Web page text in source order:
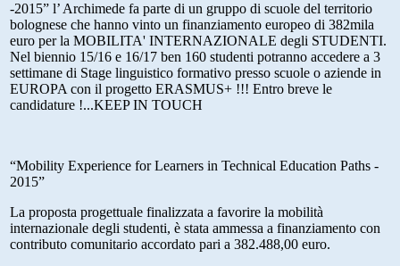
-2015” l’ Archimede fa parte di un gruppo di scuole del territorio
bolognese che hanno vinto un finanziamento europeo di 382mila
euro per la MOBILITA' INTERNAZIONALE degli STUDENTI.
Nel biennio 15/16 e 16/17 ben 160 studenti potranno accedere a 3
settimane di Stage linguistico formativo presso scuole o aziende in
EUROPA con il progetto ERASMUS+ !!! Entro breve le
candidature !...KEEP IN TOUCH
“Mobility Experience for Learners in Technical Education Paths -
2015”
La proposta progettuale finalizzata a favorire la mobilità
internazionale degli studenti, è stata ammessa a finanziamento con
contributo comunitario accordato pari a 382.488,00 euro.